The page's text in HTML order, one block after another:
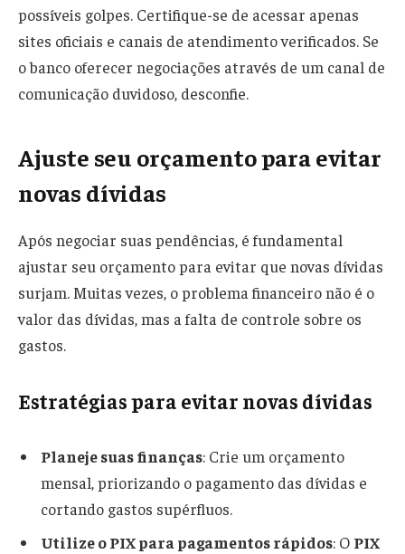
possíveis golpes. Certifique-se de acessar apenas
sites oficiais e canais de atendimento verificados. Se
o banco oferecer negociações através de um canal de
comunicação duvidoso, desconfie.
Ajuste seu orçamento para evitar
novas dívidas
Após negociar suas pendências, é fundamental
ajustar seu orçamento para evitar que novas dívidas
surjam. Muitas vezes, o problema financeiro não é o
valor das dívidas, mas a falta de controle sobre os
gastos.
Estratégias para evitar novas dívidas
Planeje suas finanças: Crie um orçamento
mensal, priorizando o pagamento das dívidas e
cortando gastos supérfluos.
Utilize o PIX para pagamentos rápidos: O PIX